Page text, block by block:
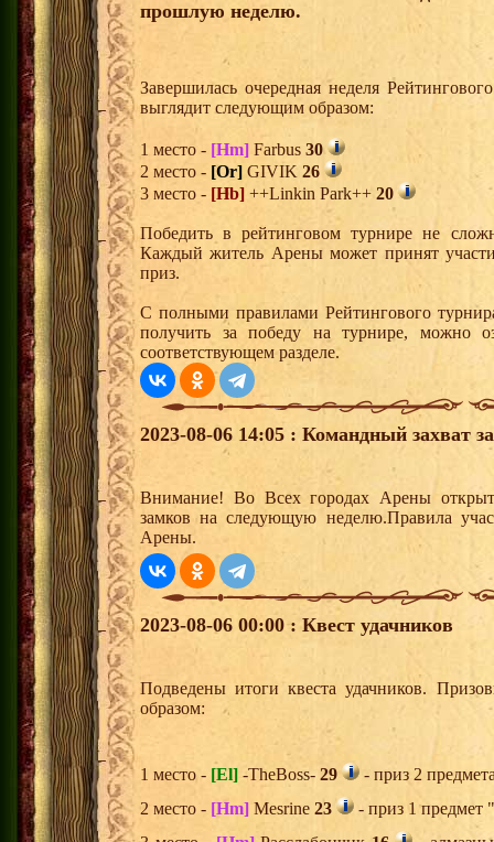
прошлую неделю.
Завершилась очередная неделя
выглядит следующим образом:
1 место - [Hm] Farbus 30
2 место - [Or] GIVIK 26
3 место - [Hb] ++Linkin Park++ 20
Победить в рейтинговом турнире не
Каждый житель Арены может принят
приз.
С полными правилами Рейтингового
получить за победу на турнире, можно
соответствующем разделе.
2023-08-06 14:05 : Командный захват
Внимание! Во Всех городах Арены
замков на следующую неделю.Правила
Арены.
2023-08-06 00:00 : Квест удачников
Подведены итоги квеста удачников.
образом:
1 место - [El] -TheBoss- 29
- приз 2
2 место - [Hm] Mesrine 23
- приз 1 предмет